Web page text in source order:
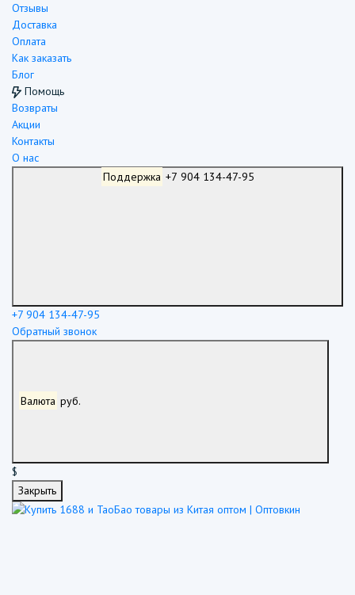
Отзывы
Доставка
Оплата
Как заказать
Блог
Помощь
Возвраты
Акции
Контакты
О нас
Поддержка
+7 904 134-47-95
Обратный звонок
Валюта руб.
$
Закрыть